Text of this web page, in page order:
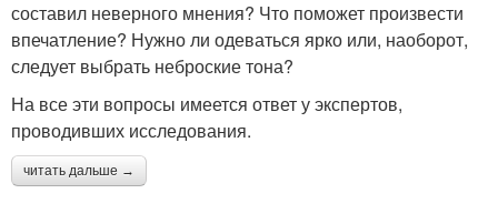
составил неверного мнения? Что поможет произвести
впечатление? Нужно ли одеваться ярко или, наоборот,
следует выбрать неброские тона?
На все эти вопросы имеется ответ у экспертов,
проводивших исследования.
читать дальше →